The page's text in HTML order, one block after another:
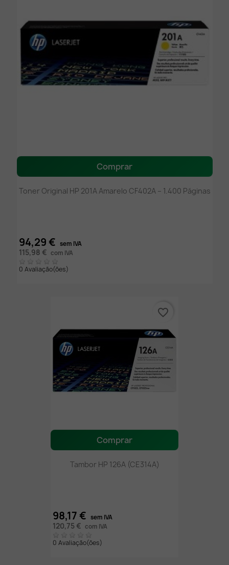
Comprar
Toner Original HP 201A Amarelo CF402A – 1.400 Páginas
94,29 € sem IVA
115,98 € com IVA
0 Avaliação(ões)
Comprar
Tambor HP 126A (CE314A)
98,17 € sem IVA
120,75 € com IVA
0 Avaliação(ões)
favorite_border